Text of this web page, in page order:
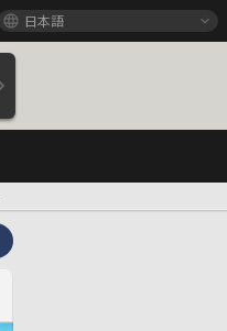
日本語